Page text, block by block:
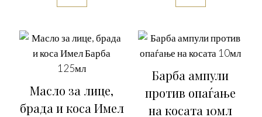
Масло за лице,
брада и коса Имел
Барба ампули
против опаѓање
на косата 10мл